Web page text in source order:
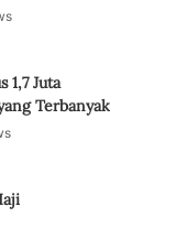
1,7 Juta
Terbanyak